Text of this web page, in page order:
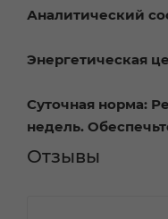
Аналитический
Энергетическая
Суточная норма:
недель.
Отзывы